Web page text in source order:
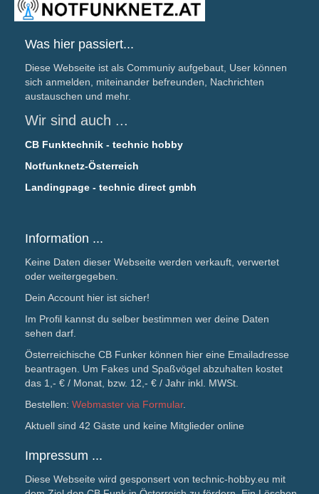
Was hier passiert...
Diese Webseite ist als Communiy aufgebaut, User können
sich anmelden, miteinander befreunden, Nachrichten
austauschen und mehr.
Wir sind auch ...
CB Funktechnik - technic hobby
Notfunknetz-Österreich
Landingpage - technic direct gmbh
Information ...
Keine Daten dieser Webseite werden verkauft, verwertet
oder weitergegeben.
Dein Account hier ist sicher!
Im Profil kannst du selber bestimmen wer deine Daten
sehen darf.
Österreichische CB Funker können hier eine Emailadresse
beantragen. Um Fakes und Spaßvögel abzuhalten kostet
das 1,- € / Monat, bzw. 12,- € / Jahr inkl. MWSt.
Bestellen: Webmaster via Formular.
Aktuell sind 42 Gäste und keine Mitglieder online
Impressum ...
Diese Webseite wird gesponsert von technic-hobby.eu mit